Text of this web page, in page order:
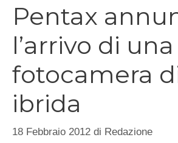
Pentax
l’arrivo di una
fotocamera
ibrida
18 Febbraio 2012 di Redazione